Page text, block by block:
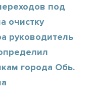
под
очистку
руководитель
города Обь.